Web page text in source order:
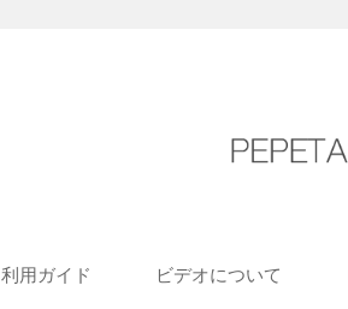
利用ガイド ビデオについて